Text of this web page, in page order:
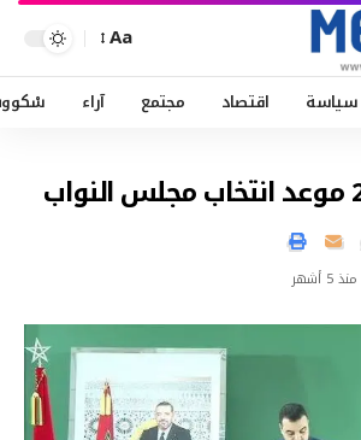
Aa
سياسة اقتصاد مجتمع آراء
منذ 5 أشهر